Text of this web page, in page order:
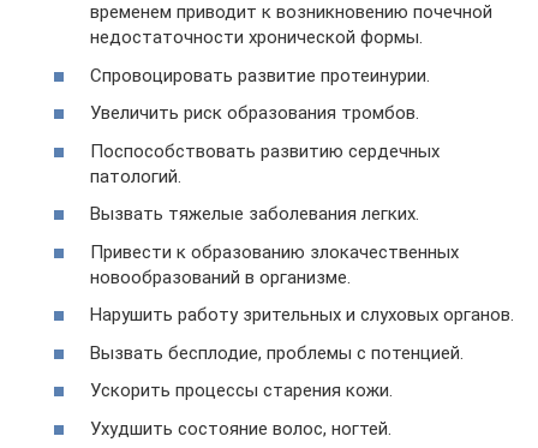
временем приводит к возникновению почечной
недостаточности хронической формы.
Спровоцировать развитие протеинурии.
Увеличить риск образования тромбов.
Поспособствовать развитию сердечных
патологий.
Вызвать тяжелые заболевания легких.
Привести к образованию злокачественных
новообразований в организме.
Нарушить работу зрительных и слуховых органов.
Вызвать бесплодие, проблемы с потенцией.
Ускорить процессы старения кожи.
Ухудшить состояние волос, ногтей.